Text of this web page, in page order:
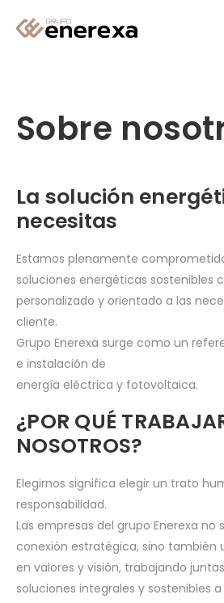
Sobre
La solución
necesitas
Estamos plenamente
soluciones energéticas sostenibles
personalizado y orientado a las
cliente.
Grupo Enerexa surge como un
e instalación de
energía eléctrica y fotovoltaica.
¿POR QUÉ
NOSOTROS?
Elegirnos significa elegir un trato
responsabilidad.
Las empresas del grupo Enerexa
conexión estratégica, sino también
en valores y visión, trabajando
soluciones integrales y sostenibles